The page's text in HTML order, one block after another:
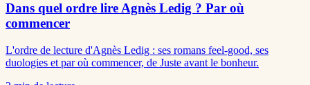
Dans quel ordre lire Agnès Ledig ? Par où
commencer
L'ordre de lecture d'Agnès Ledig : ses romans feel-good, ses
duologies et par où commencer, de Juste avant le bonheur.